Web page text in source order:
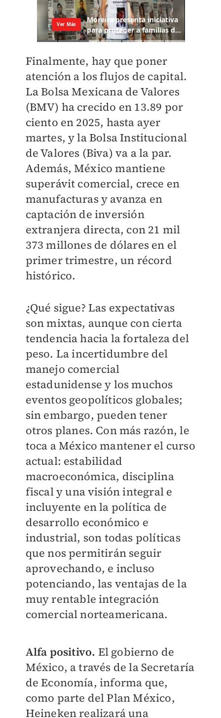
Finalmente, hay que poner
atención a los flujos de capital.
La Bolsa Mexicana de Valores
(BMV) ha crecido en 13.89 por
ciento en 2025, hasta ayer
martes, y la Bolsa Institucional
de Valores (Biva) va a la par.
Además, México mantiene
superávit comercial, crece en
manufacturas y avanza en
captación de inversión
extranjera directa, con 21 mil
373 millones de dólares en el
primer trimestre, un récord
histórico.
¿Qué sigue? Las expectativas
son mixtas, aunque con cierta
tendencia hacia la fortaleza del
peso. La incertidumbre del
manejo comercial
estadunidense y los muchos
eventos geopolíticos globales;
sin embargo, pueden tener
otros planes. Con más razón, le
toca a México mantener el curso
actual: estabilidad
macroeconómica, disciplina
fiscal y una visión integral e
incluyente en la política de
desarrollo económico e
industrial, son todas políticas
que nos permitirán seguir
aprovechando, e incluso
potenciando, las ventajas de la
muy rentable integración
comercial norteamericana.
Alfa positivo. El gobierno de
México, a través de la Secretaría
de Economía, informa que,
como parte del Plan México,
Heineken realizará una